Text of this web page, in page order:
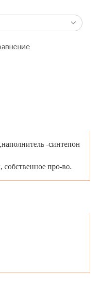
-синтепон
собственное про-во.